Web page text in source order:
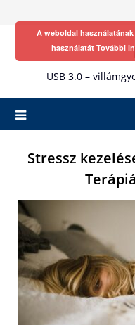
USB 3.0 –
Stressz
A weboldal
használatát További